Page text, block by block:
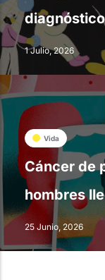
1 Julio, 2026
Vida
Cáncer de
hombres
25 Junio, 2026